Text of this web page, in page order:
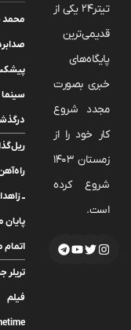
تیتر24 یکی از
قدیمی‌ترین
پایگاه‌های
خبری بصورت
مجدد شروع
کار خود را از
زمستان 1403
شروع کرده
است.
محمد
سینما
ــ
پایان
تریلر
فیلم